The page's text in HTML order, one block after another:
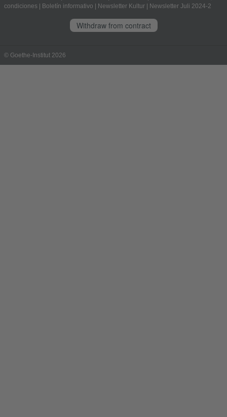
condiciones
Boletín informativo Newsletter Kultur Newsletter Juli 2024-2
Withdraw from contract
© Goethe-Institut 2026